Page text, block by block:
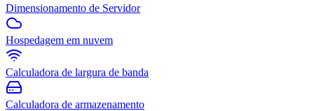
Dimensionamento de Servidor
Hospedagem em nuvem
Calculadora de largura de banda
Calculadora de armazenamento